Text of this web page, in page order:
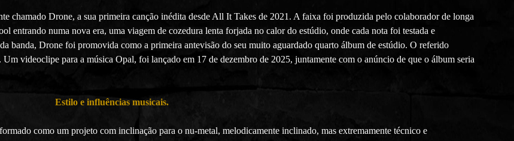
chamado Drone, a sua primeira canção inédita desde All It Takes de 2021. A faixa foi produzida pelo colaborador de longa
entrando numa nova era, uma viagem de cozedura lenta forjada no calor do estúdio, onde cada nota foi testada e
banda, Drone foi promovida como a primeira antevisão do seu muito aguardado quarto álbum de estúdio. O referido
videoclipe para a música Opal, foi lançado em 17 de dezembro de 2025, juntamente com o anúncio de que o álbum seria
Estilo e influências musicais.
como um projeto com inclinação para o nu-metal, melodicamente inclinado, mas extremamente técnico e